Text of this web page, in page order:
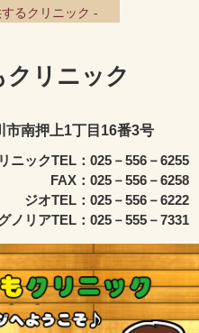
るクリニック -
リニック
市南押上1丁目16番3号
ニックTEL：025－556－6255
FAX：025－556－6258
ジオTEL：025－556－6222
ノリアTEL：025－555－7331